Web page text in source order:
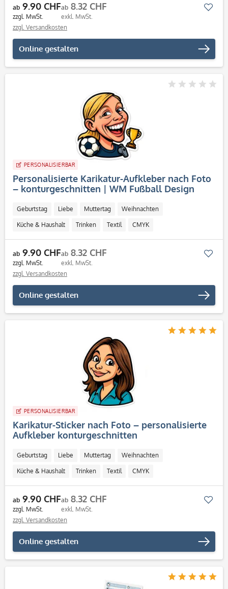
ab 9.90 CHF
zzgl. MwSt.
ab 8.32 CHF
exkl. MwSt.
zzgl. Versandkosten
Online gestalten
PERSONALISIERBAR
Personalisierte Karikatur-Aufkleber nach Foto
– konturgeschnitten | WM Fußball Design
Geburtstag Liebe Muttertag Weihnachten
Küche & Haushalt Trinken Textil CMYK
Personalisierbar / Onlinegestaltung
ab 9.90 CHF
zzgl. MwSt.
ab 8.32 CHF
exkl. MwSt.
zzgl. Versandkosten
Online gestalten
PERSONALISIERBAR
Karikatur-Sticker nach Foto – personalisierte
Aufkleber konturgeschnitten
Geburtstag Liebe Muttertag Weihnachten
Küche & Haushalt Trinken Textil CMYK
Personalisierbar / Onlinegestaltung
ab 9.90 CHF
zzgl. MwSt.
ab 8.32 CHF
exkl. MwSt.
zzgl. Versandkosten
Online gestalten